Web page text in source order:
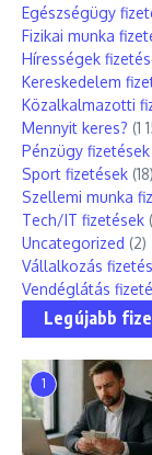
Egészségügy
Fizikai munka
Hírességek
Kereskedelem
Közalkalmazotti
Mennyit keres? (1
Pénzügy fizetések
Sport fizetések (18)
Szellemi munka
Tech/IT fizetések
Uncategorized (2)
Vállalkozás
Vendéglátás
Legújabb
1